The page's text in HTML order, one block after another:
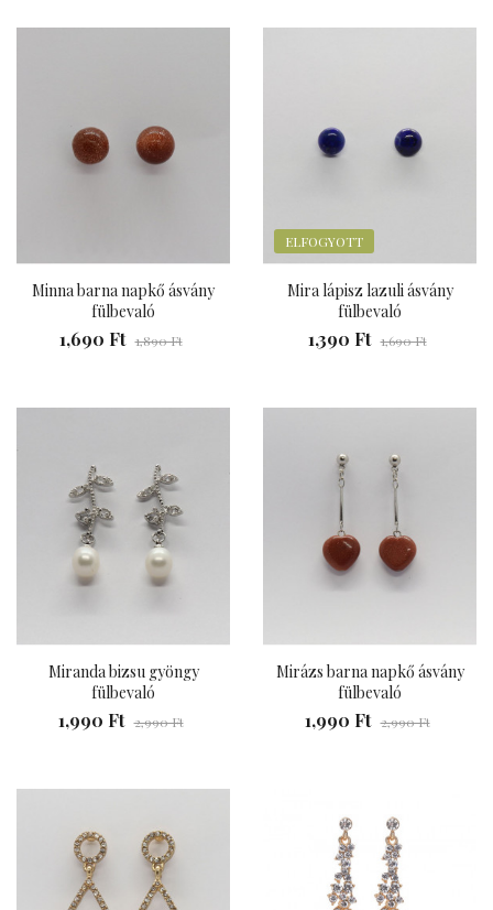
Minna barna napkő ásvány
fülbevaló
1,690 Ft 1,890 Ft
ELFOGYOTT
Mira lápisz lazuli ásvány
fülbevaló
1,390 Ft 1,690 Ft
Miranda bizsu gyöngy
fülbevaló
1,990 Ft 2,990 Ft
Mirázs barna napkő ásvány
fülbevaló
1,990 Ft 2,990 Ft